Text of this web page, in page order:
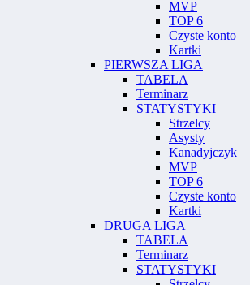
MVP
TOP 6
Czyste konto
Kartki
PIERWSZA LIGA
TABELA
Terminarz
STATYSTYKI
Strzelcy
Asysty
Kanadyjczyk
MVP
TOP 6
Czyste konto
Kartki
DRUGA LIGA
TABELA
Terminarz
STATYSTYKI